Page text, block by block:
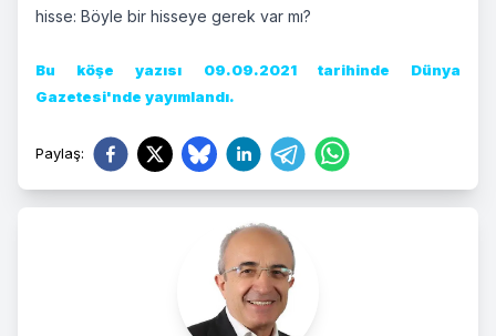
hisse: Böyle bir hisseye gerek var mı?
Bu köşe yazısı 09.09.2021 tarihinde Dünya
Gazetesi'nde yayımlandı.
Paylaş: